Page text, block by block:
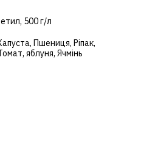
500 г/л
, Пшениця, Ріпак,
, яблуня, Ячмінь